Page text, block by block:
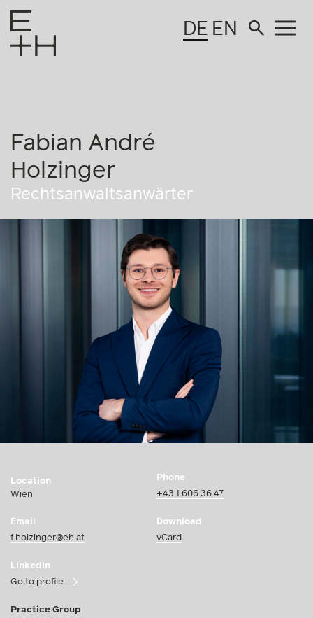
DE EN
Fabian André
Holzinger
Rechtsanwaltsanwärter
Location
Wien
Phone
+43 1 606 36 47
Email
f.holzinger@eh.at
Download
vCard
LinkedIn
Go to profile
Practice Group